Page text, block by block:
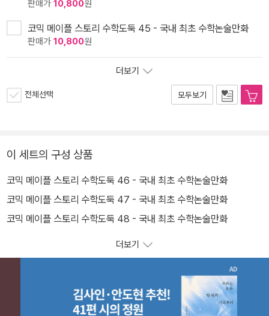
판매가 10,800원
코믹 메이플 스토리 수학도둑 45 - 국내 최초 수학논술만화
판매가 10,800원
더보기
전체선택 모두보기
이 세트의 구성 상품
코믹 메이플 스토리 수학도둑 46 - 국내 최초 수학논술만화
코믹 메이플 스토리 수학도둑 47 - 국내 최초 수학논술만화
코믹 메이플 스토리 수학도둑 48 - 국내 최초 수학논술만화
더보기